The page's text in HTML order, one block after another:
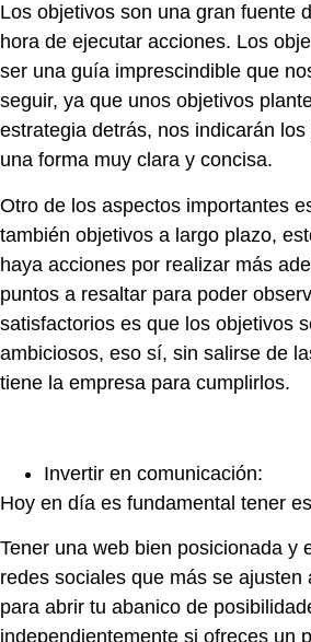
Los objetivos son una gran fuente
hora de ejecutar acciones. Los
ser una guía imprescindible que
seguir, ya que unos objetivos
estrategia detrás, nos indicarán
una forma muy clara y concisa.
Otro de los aspectos importantes
también objetivos a largo plazo,
haya acciones por realizar más
puntos a resaltar para poder
satisfactorios es que los objetivos
ambiciosos, eso sí, sin salirse de
tiene la empresa para cumplirlos.
Invertir en comunicación:
Hoy en día es fundamental tener
Tener una web bien posicionada y
redes sociales que más se ajusten
para abrir tu abanico de
independientemente si ofreces un